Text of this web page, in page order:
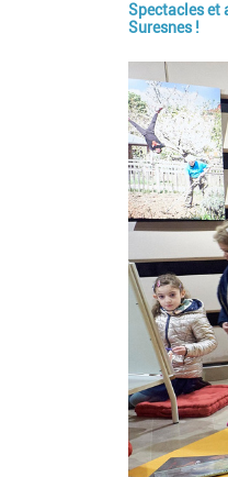
Spectacles et
Suresnes !
Image